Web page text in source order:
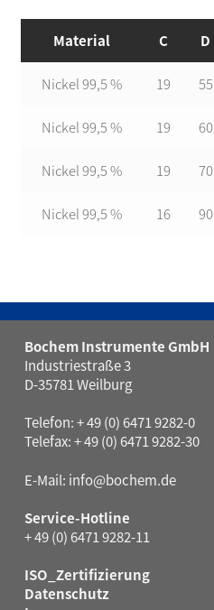
Material C D
Nickel 99,5 % 19 55
Nickel 99,5 % 19 60
Nickel 99,5 % 19 70
Nickel 99,5 % 16 90
Bochem Instrumente GmbH
Industriestraße 3
D-35781 Weilburg
Telefon: + 49 (0) 6471 9282-0
Telefax: + 49 (0) 6471 9282-30
E-Mail: info@bochem.de
Service-Hotline
+ 49 (0) 6471 9282-11
ISO_Zertifizierung
Datenschutz